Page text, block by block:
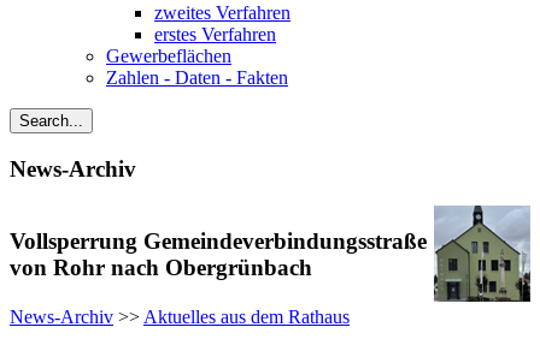
zweites Verfahren
erstes Verfahren
Gewerbeflächen
Zahlen - Daten - Fakten
News-Archiv
Vollsperrung Gemeindeverbindungsstraße
von Rohr nach Obergrünbach
News-Archiv >> Aktuelles aus dem Rathaus